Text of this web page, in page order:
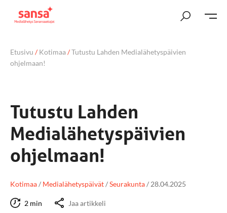
Etusivu /Kotimaa/Tutustu Lahden Medialähetyspäivien
ohjelmaan!
Tutustu Lahden
Medialähetyspäivien
ohjelmaan!
Kotimaa/ Medialähetyspäivät/Seurakunta/ 28.04.2025
2 min Jaa artikkeli